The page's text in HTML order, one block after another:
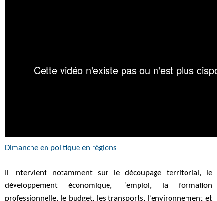
Dimanche en politique en régions
Il intervient notamment sur le découpage territorial, le
développement économique, l’emploi, la formation
professionnelle, le budget, les transports, l’environnement et